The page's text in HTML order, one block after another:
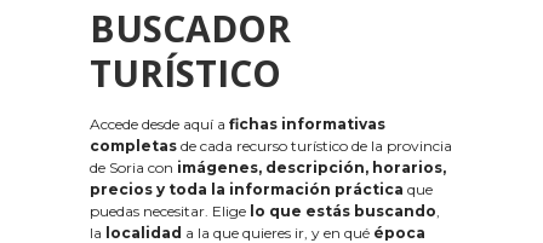
BUSCADOR
TURÍSTICO
Accede desde aquí a fichas informativas
completas de cada recurso turístico de la provincia
de Soria con imágenes, descripción, horarios,
precios y toda la información práctica que
puedas necesitar. Elige lo que estás buscando,
la localidad a la que quieres ir, y en qué época